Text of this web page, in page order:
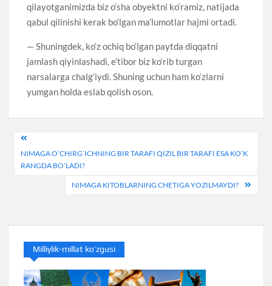
qilayotganimizda biz o‘sha obyektni ko‘ramiz, natijada
qabul qilinishi kerak bo‘lgan ma’lumotlar hajmi ortadi.
— Shuningdek, ko‘z ochiq bo‘lgan paytda diqqatni
jamlash qiyinlashadi, e’tibor biz ko‘rib turgan
narsalarga chalg‘iydi. Shuning uchun ham ko‘zlarni
yumgan holda eslab qolish oson.
Post
menyusi
NIMAGA O’CHIRG’ICHNING BIR TARAFI QIZIL BIR TARAFI ESA KO’K
RANGDA BO’LADI?
NIMAGA KITOBLARNING CHETIGA YOZILMAYDI?
Milliylik-millat ko’zgusi